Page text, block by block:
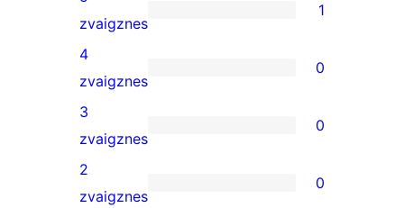
1
5-
star
review
zvaigznes
1
0
4-
star
reviews
4
zvaigznes
0
0
3-
star
3
zvaigznes
0
0
2
zvaigznes
0